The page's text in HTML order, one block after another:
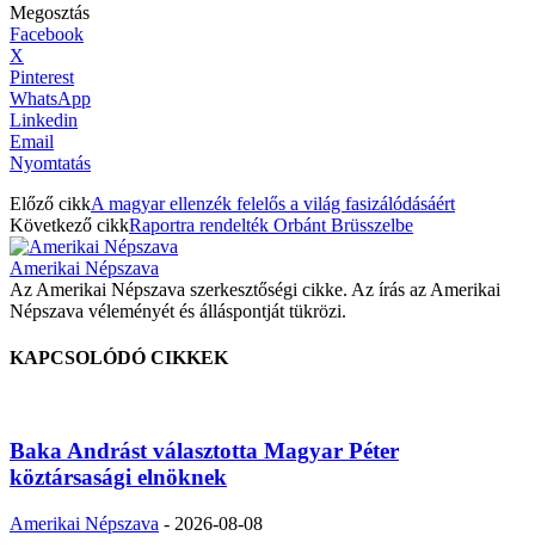
Megosztás
Facebook
X
Pinterest
WhatsApp
Linkedin
Email
Nyomtatás
Előző cikkA magyar ellenzék felelős a világ fasizálódásáért
Következő cikkRaportra rendelték Orbánt Brüsszelbe
Amerikai Népszava
Az Amerikai Népszava szerkesztőségi cikke. Az írás az Amerikai
Népszava véleményét és álláspontját tükrözi.
KAPCSOLÓDÓ CIKKEK
Baka Andrást választotta Magyar Péter
köztársasági elnöknek
Amerikai Népszava - 2026-08-08